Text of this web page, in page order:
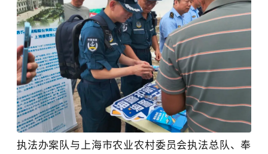
执法办案队与上海市农业农村委员会执法总队、奉